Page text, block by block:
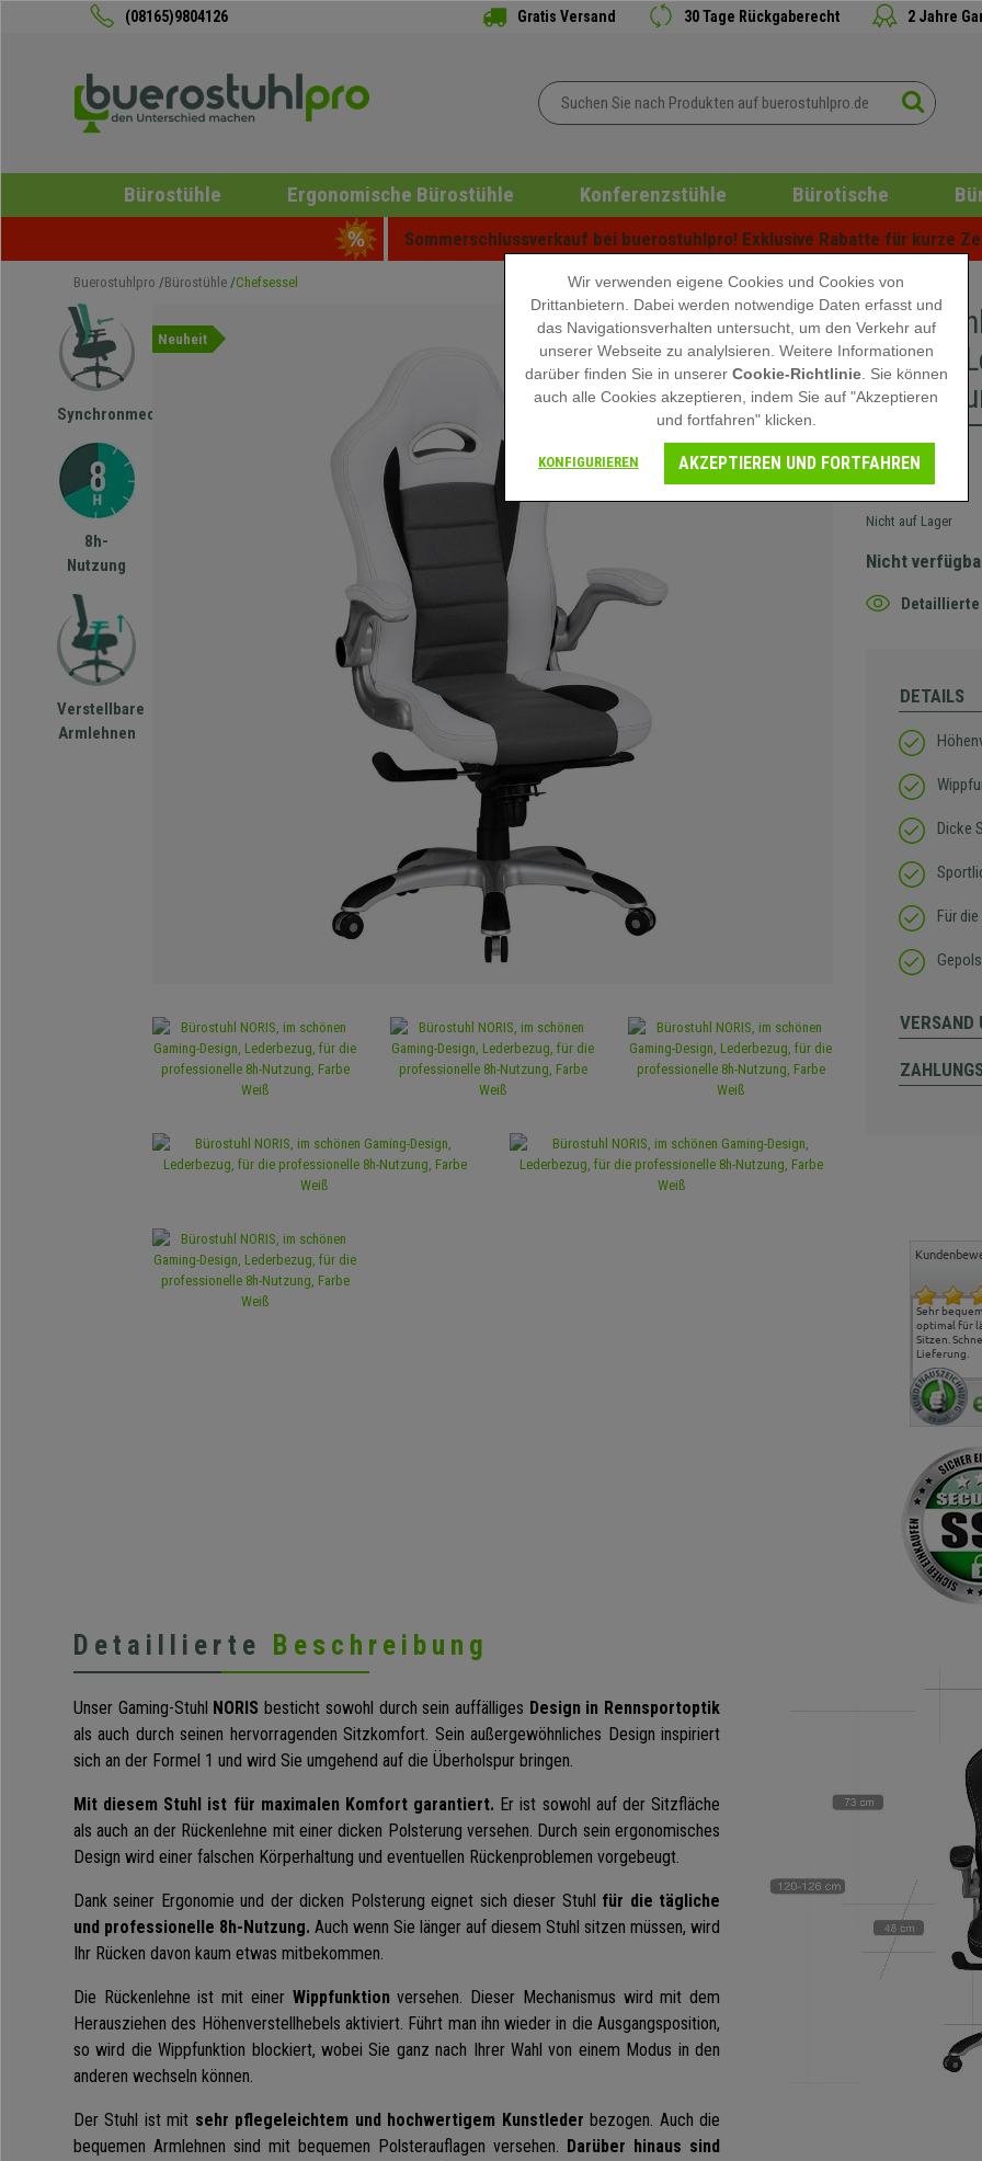
(08165)9804126 Gratis Versand 30 Tage Rückgaberecht 2 Jahre
Bürostühle Ergonomische Bürostühle Konferenzstühle Bürotische
Sommerschlussverkauf bei buerostuhlpro! Exklusive Rabatte für kurze
Buerostuhlpro Bürostühle Chefsessel
Synchronmechanik
8h-
Nutzung
Verstellbare
Armlehnen
Neuheit
Design,
8h-
239,90 €
Nicht auf Lager
Nicht
Detaillierte
DETAILS
Dicke
Für
VERSAND
Sehr
optimal für
Sitzen.
Lieferung.
Detaillierte Beschreibung
Unser Gaming-Stuhl NORIS besticht sowohl durch sein auffälliges Design in Rennsportoptik
als auch durch seinen hervorragenden Sitzkomfort. Sein außergewöhnliches Design inspiriert
sich an der Formel 1 und wird Sie umgehend auf die Überholspur bringen.
Mit diesem Stuhl ist für maximalen Komfort garantiert. Er ist sowohl auf der Sitzfläche
als auch an der Rückenlehne mit einer dicken Polsterung versehen. Durch sein ergonomisches
Design wird einer falschen Körperhaltung und eventuellen Rückenproblemen vorgebeugt.
Dank seiner Ergonomie und der dicken Polsterung eignet sich dieser Stuhl für die tägliche
und professionelle 8h-Nutzung. Auch wenn Sie länger auf diesem Stuhl sitzen müssen, wird
Ihr Rücken davon kaum etwas mitbekommen.
Die Rückenlehne ist mit einer Wippfunktionversehen. Dieser Mechanismus wird mit dem
Herausziehen des Höhenverstellhebels aktiviert. Führt man ihn wieder in die Ausgangsposition,
so wird die Wippfunktion blockiert, wobei Sie ganz nach Ihrer Wahl von einem Modus in den
anderen wechseln können.
Der Stuhl ist mit sehr pflegeleichtem und hochwertigem Kunstleder bezogen. Auch die
bequemen Armlehnen sind mit bequemen Polsterauflagen versehen. Darüber hinaus sind
Wir verwenden eigene Cookies und Cookies von
Drittanbietern. Dabei werden notwendige Daten erfasst und
das Navigationsverhalten untersucht, um den Verkehr auf
unserer Webseite zu analylsieren. Weitere Informationen
darüber finden Sie in unserer Cookie-Richtlinie. Sie können
auch alle Cookies akzeptieren, indem Sie auf "Akzeptieren
und fortfahren" klicken.
KONFIGURIEREN AKZEPTIEREN UND FORTFAHREN